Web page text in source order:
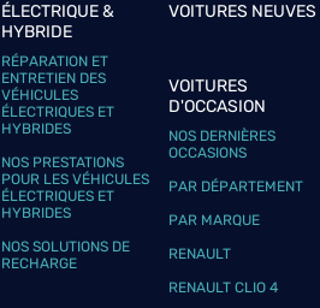
ÉLECTRIQUE &
HYBRIDE
RÉPARATION ET
ENTRETIEN DES
VÉHICULES
ÉLECTRIQUES ET
HYBRIDES
NOS PRESTATIONS
POUR LES VÉHICULES
ÉLECTRIQUES ET
HYBRIDES
NOS SOLUTIONS DE
RECHARGE
VOITURES NEUVES
VOITURES
D'OCCASION
NOS DERNIÈRES
OCCASIONS
PAR DÉPARTEMENT
PAR MARQUE
RENAULT
RENAULT CLIO 4